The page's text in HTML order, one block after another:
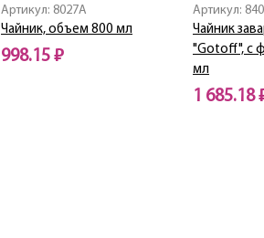
Артикул: 8027A
Чайник, объем 800 мл
998.15 ₽
Артикул:
Чайник
"Gotoff", с
мл
1 685.18